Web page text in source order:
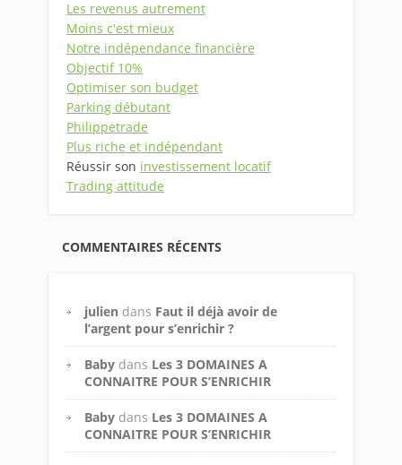
Les revenus autrement
Moins c'est mieux
Notre indépendance financière
Objectif 10%
Optimiser son budget
Parking débutant
Philippetrade
Plus riche et indépendant
Réussir son investissement locatif
Trading attitude
COMMENTAIRES RÉCENTS
julien dans Faut il déjà avoir de
l’argent pour s’enrichir ?
Baby dans Les 3 DOMAINES A
CONNAITRE POUR S’ENRICHIR
Baby dans Les 3 DOMAINES A
CONNAITRE POUR S’ENRICHIR